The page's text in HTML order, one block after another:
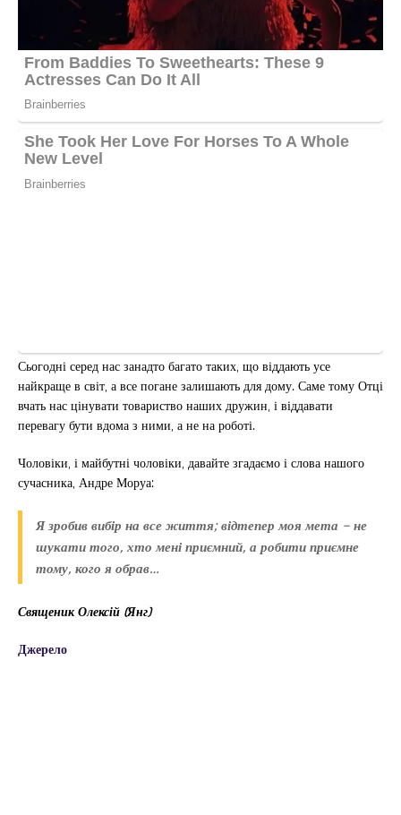
Сьогодні серед нас занадто багато таких, що віддають усе
найкраще в світ, а все погане залишають для дому. Саме тому Отці
вчать нас цінувати товариство наших дружин, і віддавати
перевагу бути вдома з ними, а не на роботі.
Чоловіки, і майбутні чоловіки, давайте згадаємо і слова нашого
сучасника, Андре Моруа:
Я зробив вибір на все життя; відтепер моя мета – не
шукати того, хто мені приємний, а робити приємне
тому, кого я обрав…
Священик Олексій (Янг)
Джерело